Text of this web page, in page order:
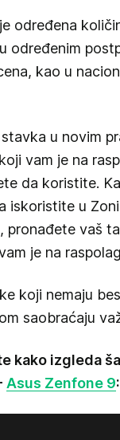
određena
određenim
kao u
u novim
vam je na
da koristite.
iskoristite u
pronađete vaš
je na
koji nemaju
saobraćaju
kako izgleda
Asus Zenfone 9: